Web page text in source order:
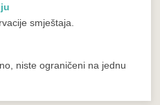
smještaja.
niste ograničeni na jednu